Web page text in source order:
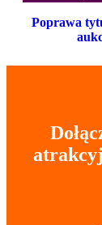
Poprawa